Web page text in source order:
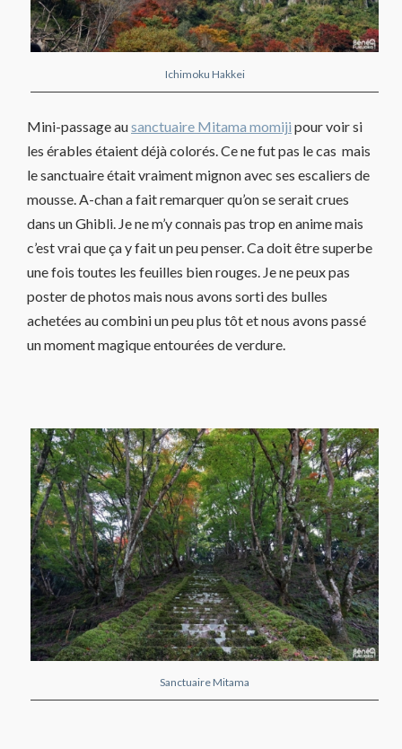
Ichimoku Hakkei
Mini-passage ausanctuaire Mitama momiji pour voir si
les érables étaient déjà colorés. Ce ne fut pas le cas mais
le sanctuaire était vraiment mignon avec ses escaliers de
mousse. A-chan a fait remarquer qu’on se serait crues
dans un Ghibli. Je ne m’y connais pas trop en anime mais
c’est vrai que ça y fait un peu penser. Ca doit être superbe
une fois toutes les feuilles bien rouges. Je ne peux pas
poster de photos mais nous avons sorti des bulles
achetées au combini un peu plus tôt et nous avons passé
un moment magique entourées de verdure.
Sanctuaire Mitama